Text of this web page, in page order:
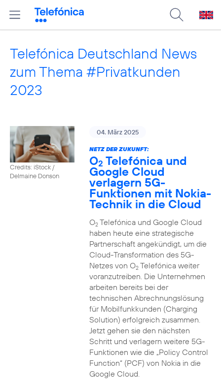
Telefónica Deutschland News
zum Thema #Privatkunden
2023
Credits: iStock /
Delmaine Donson
04. März 2025
NETZ DER ZUKUNFT:
O2 Telefónica und
Google Cloud
verlagern 5G-
Funktionen mit Nokia-
Technik in die Cloud
O2Telefónica und Google Cloud
haben heute eine strategische
Partnerschaft angekündigt, um die
Cloud-Transformation des 5G-
Netzes von O2Telefónica weiter
voranzutreiben. Die Unternehmen
arbeiten bereits bei der
technischen Abrechnungslösung
für Mobilfunkkunden (Charging
Solution) erfolgreich zusammen.
Jetzt gehen sie den nächsten
Schritt und verlagern weitere 5G-
Funktionen wie die „Policy Control
Function“ (PCF) von Nokia in die
Google Cloud.